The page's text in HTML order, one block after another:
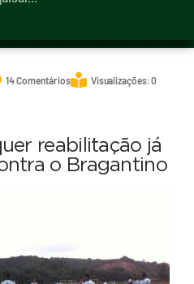
14 Comentários Visualizações: 0
reabilitação já
o Bragantino